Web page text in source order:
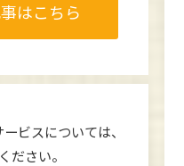
はこちら
ビスについては、
ださい。